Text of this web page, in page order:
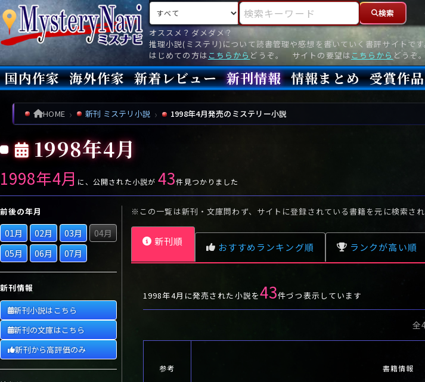
オススメ？ダメダメ？
推理小説(ミステリ)について読書管理や感想を書いていく書評サイトです
はじめての方は こちらから どうぞ。 サイトの要望は こちらから どうぞ。
検索対象 検索キーワード
検索
国内作家
あ行 あ い う え
お
か行
か き く け
こ
さ行
さ し す せ
た行
た ち
な行
な に ぬ ね
の
は行
は ひ ふ
ま行
ま み む
も
や行
や ゆ
ら行
ろ
わ行
わ
海外作家
ア行 ア イ ウ エ
オ
カ行
カ キ ク ケ
コ
サ行
サ
ツ
ナ行
ナ ニ ヌ ネ
ノ
ハ行
ハ
マ行
マ ミ ム
モ
ヤ行
ヤ
リ ル レ
ロ
ワ行
ワ
新着レビュー 新刊情報
新刊情報
文庫新刊
新刊高評価
今月(8月)発売
先月(7月)発売
先々月(6月)発売
情報まとめ
『本格ミステリベスト』
『本格ミステリベスト』(海
『このミステリーがすごい!
『このミステリーがすごい!
『ミステリが読みたい!』
『ミステリが読みたい!』(
『週刊文春ミステリーベス
『週刊文春ミステリーベス
本格ミステリ・エターナル
本格ミステリ・ディケイド
本格ミステリ・クロニクル
ミステリー・リーグ
東西ミステリーベスト100
東西ミステリーベスト100
その他をもっとみる
受賞作品
日本推理
本格ミス
鮎川哲也
横溝正史
江戸川乱
メフィス
『このミ
アンソニ
エドガー
ゴールド
バリー賞(
ガラスの
その他を
HOME 新刊 ミステリ小説 1998年4月発売のミステリー小説
1998年4月
1998年4月 に、公開された小説が43件見つかりました
前後の年月
01月 02月 03月
04月
05月
06月 07月
新刊情報
新刊小説はこちら
新刊の文庫はこちら
新刊から高評価のみ
※この一覧は新刊・文庫問わず、サイトに登録されている書籍を元に検索され
新刊順 おすすめランキング順 ランクが高い順
1998年4月に発売された小説を43件づつ表示しています
全
参考 書籍情報